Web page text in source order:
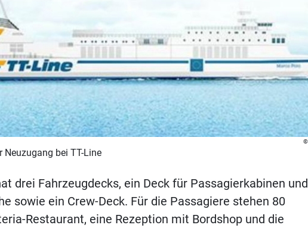
Neuzugang bei TT-Line
drei Fahrzeugdecks, ein Deck für Passagierkabinen und
sowie ein Crew-Deck. Für die Passagiere stehen 80
Restaurant, eine Rezeption mit Bordshop und die